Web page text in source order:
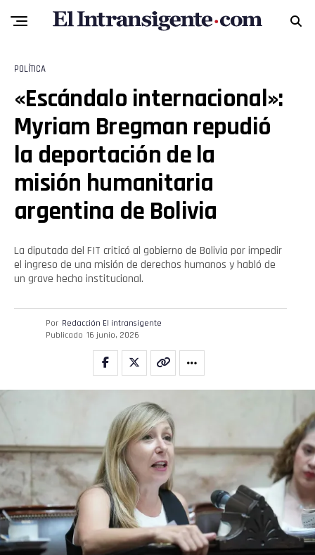
POLÍTICA
«Escándalo internacional»:
Myriam Bregman repudió
la deportación de la
misión humanitaria
argentina de Bolivia
La diputada del FIT criticó al gobierno de Bolivia por impedir
el ingreso de una misión de derechos humanos y habló de
un grave hecho institucional.
Por Redacción El intransigente
Publicado 16 junio, 2026